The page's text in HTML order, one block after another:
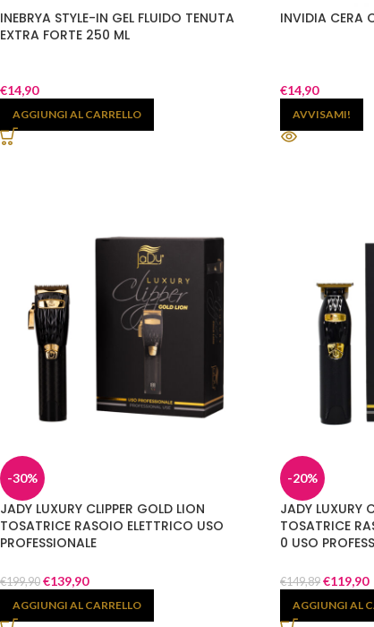
INEBRYA STYLE-IN GEL FLUIDO TENUTA
EXTRA FORTE 250 ML
€14,90
AGGIUNGI AL CARRELLO
INVIDIA CERA
€14,90
AVVISAMI!
-30%
JADY LUXURY CLIPPER GOLD LION
TOSATRICE RASOIO ELETTRICO USO
PROFESSIONALE
€199,90 €139,90
AGGIUNGI AL CARRELLO
-20%
JADY LUXURY
TOSATRICE
0 USO
€149,89 €119,90
AGGIUNGI AL